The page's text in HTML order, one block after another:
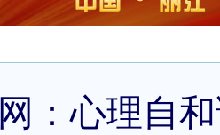
：心理自